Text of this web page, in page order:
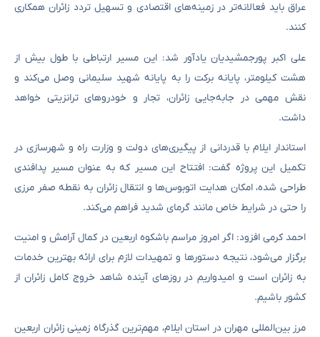
عراق باید فعالانه‌تر در زمینه‌های اقتصادی و تسهیل تردد زائران همکاری
کنند.
علی اکبر پورجمشیدیان یادآور شد: این مسیر ارتباطی با طول بیش از
هشت کیلومتر، پایانه برکت را به پایانه شهید سلیمانی وصل می‌کند و
نقش مهمی در جابه‌جایی زائران، تجار و خودروهای ترانزیتی خواهد
داشت.
استاندار ایلام با قدردانی از پیگیری‌های دولت و وزارت راه و شهرسازی در
تکمیل این پروژه گفت: افتتاح این مسیر که به عنوان مسیر پدافندی
طراحی شده، امکان هدایت اتوبوس‌ها و انتقال زائران به نقطه صفر مرزی
را حتی در شرایط خاص مانند گرمای شدید فراهم می‌کند.
احمد کرمی افزود: اگر امروز مراسم باشکوه اربعین در کمال آرامش و امنیت
برگزار می‌شود، نتیجه دستورها و تمهیدات لازم برای ارائه بهترین خدمات
به زائران است و امیدواریم در روزهای آینده شاهد خروج کامل زائران از
کشور باشیم.
مرز بین‌المللی مهران در استان ایلام، مهم‌ترین گذرگاه زمینی زائران اربعین